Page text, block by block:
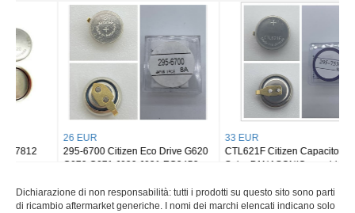
movement capacitor battery 295-
67 G620M G670M G671M
movement watch
295-6700 Citizen Eco Drive G620
G670 G671 J620 J621 EG2452
CTL621F Citizen Capacitor Battery
Solar PANASONIC eco drive 295-
Dichiarazione di non responsabilità: tutti i prodotti su questo sito sono parti
di ricambio aftermarket generiche. I nomi dei marchi elencati indicano solo